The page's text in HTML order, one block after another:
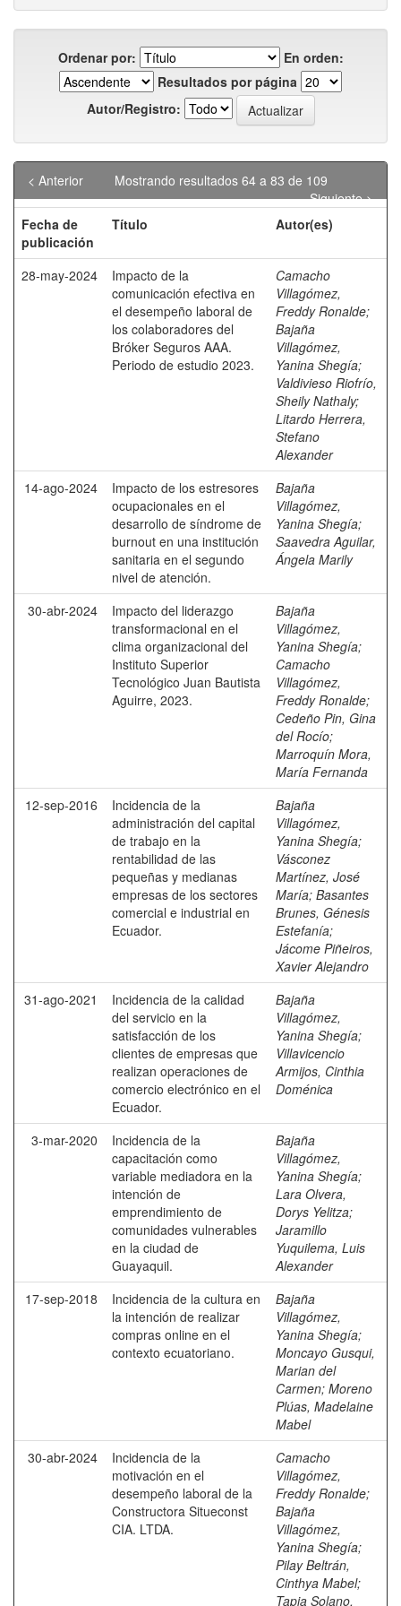
Ordenar por:
En orden:
Resultados por página
Autor/Registro:
Mostrando resultados 64 a 83 de 109
< Anterior
Siguiente >
Fecha de
publicación
Título Autor(es)
28-may-2024
Impacto de la
comunicación efectiva en
el desempeño laboral de
los colaboradores del
Bróker Seguros AAA.
Periodo de estudio 2023.
Camacho
Villagómez,
Freddy Ronalde;
Bajaña
Villagómez,
Yanina Shegía;
Valdivieso Riofrío,
Sheily Nathaly;
Litardo Herrera,
Stefano
Alexander
14-ago-2024
Impacto de los estresores
ocupacionales en el
desarrollo de síndrome de
burnout en una institución
sanitaria en el segundo
nivel de atención.
Bajaña
Villagómez,
Yanina Shegía;
Saavedra Aguilar,
Ángela Marily
30-abr-2024
Impacto del liderazgo
transformacional en el
clima organizacional del
Instituto Superior
Tecnológico Juan Bautista
Aguirre, 2023.
Bajaña
Villagómez,
Yanina Shegía;
Camacho
Villagómez,
Freddy Ronalde;
Cedeño Pin, Gina
del Rocío;
Marroquín Mora,
María Fernanda
12-sep-2016
Incidencia de la
administración del capital
de trabajo en la
rentabilidad de las
pequeñas y medianas
empresas de los sectores
comercial e industrial en
Ecuador.
Bajaña
Villagómez,
Yanina Shegía;
Vásconez
Martínez, José
María; Basantes
Brunes, Génesis
Estefanía;
Jácome Piñeiros,
Xavier Alejandro
31-ago-2021
Incidencia de la calidad
del servicio en la
satisfacción de los
clientes de empresas que
realizan operaciones de
comercio electrónico en el
Ecuador.
Bajaña
Villagómez,
Yanina Shegía;
Villavicencio
Armijos, Cinthia
Doménica
3-mar-2020
Incidencia de la
capacitación como
variable mediadora en la
intención de
emprendimiento de
comunidades vulnerables
en la ciudad de
Guayaquil.
Bajaña
Villagómez,
Yanina Shegía;
Lara Olvera,
Dorys Yelitza;
Jaramillo
Yuquilema, Luis
Alexander
17-sep-2018
Incidencia de la cultura en
la intención de realizar
compras online en el
contexto ecuatoriano.
Bajaña
Villagómez,
Yanina Shegía;
Moncayo Gusqui,
Marian del
Carmen; Moreno
Plúas, Madelaine
Mabel
30-abr-2024
Incidencia de la
motivación en el
desempeño laboral de la
Constructora Situeconst
CIA. LTDA.
Camacho
Villagómez,
Freddy Ronalde;
Bajaña
Villagómez,
Yanina Shegía;
Pilay Beltrán,
Cinthya Mabel;
Tapia Solano,